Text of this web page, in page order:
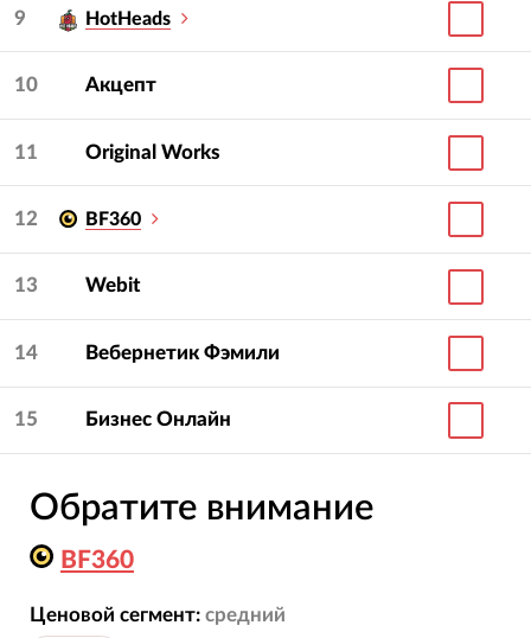
9 HotHeads
10 Акцепт
11 Original Works
12 BF360
13 Webit
14 Вебернетик Фэмили
15 Бизнес Онлайн
Обратите внимание
BF360
Ценовой сегмент: средний